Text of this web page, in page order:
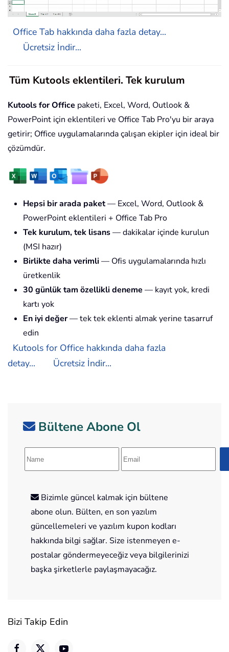
Office Tab hakkında daha fazla detay...
Ücretsiz İndir...
Tüm Kutools eklentileri. Tek kurulum
Kutools for Office paketi, Excel, Word, Outlook &
PowerPoint için eklentileri ve Office Tab Pro'yu bir araya
getirir; Office uygulamalarında çalışan ekipler için ideal bir
çözümdür.
Hepsi bir arada paket— Excel, Word, Outlook &
PowerPoint eklentileri + Office Tab Pro
Tek kurulum, tek lisans— dakikalar içinde kurulun
(MSI hazır)
Birlikte daha verimli — Ofis uygulamalarında hızlı
üretkenlik
30 günlük tam özellikli deneme — kayıt yok, kredi
kartı yok
En iyi değer— tek tek eklenti almak yerine tasarruf
edin
Kutools for Office hakkında daha fazla
detay...
Ücretsiz İndir...
Bültene Abone Ol
Bizimle güncel kalmak için bültene
abone olun. Bülten, en son yazılım
güncellemeleri ve yazılım kupon kodları
hakkında bilgi sağlar. Size istenmeyen e-
postalar göndermeyeceğiz veya bilgilerinizi
başka şirketlerle paylaşmayacağız.
Bizi Takip Edin